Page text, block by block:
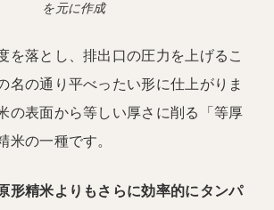
を元に作成
を落とし、排出口の圧力を上げるこ
名の通り平べったい形に仕上がりま
の表面から等しい厚さに削る「等厚
米の一種です。
形精米よりもさらに効率的にタンパ